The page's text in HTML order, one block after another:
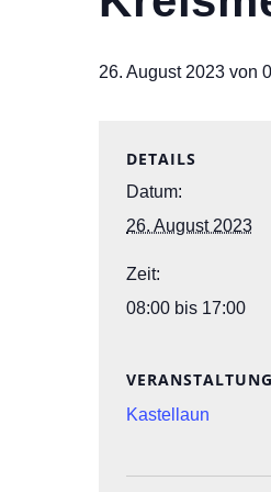
26. August 2023 von
DETAILS
Datum:
26. August 2023
Zeit:
08:00 bis 17:00
Kastellaun